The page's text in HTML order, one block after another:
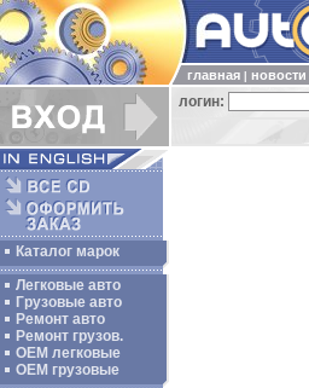
главная новости
логин:
Каталог марок
Легковые авто
Грузовые авто
Ремонт авто
Ремонт грузов.
ОЕМ легковые
OEM грузовые